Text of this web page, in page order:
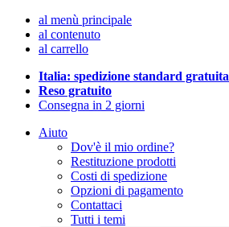
al menù principale
al contenuto
al carrello
Italia: spedizione standard gratuita
Reso gratuito
Consegna in 2 giorni
Aiuto
Dov'è il mio ordine?
Restituzione prodotti
Costi di spedizione
Opzioni di pagamento
Contattaci
Tutti i temi